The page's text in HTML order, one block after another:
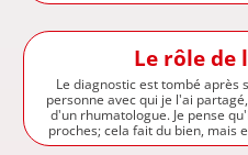
Le rôle de
Le diagnostic est tombé après
personne avec qui je l'ai
d'un rhumatologue. Je pense
proches; cela fait du bien, mais